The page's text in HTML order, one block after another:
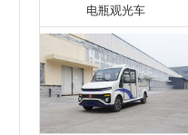
电瓶观光车